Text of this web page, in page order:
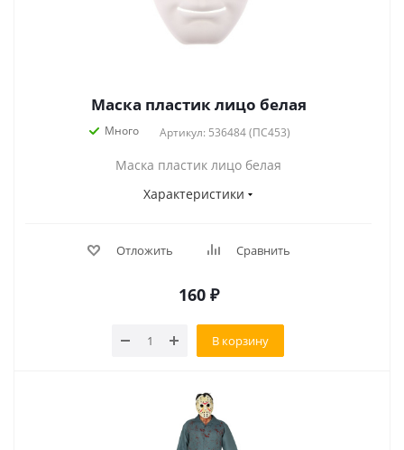
Маска пластик лицо белая
Много Артикул: 536484 (ПС453)
Маска пластик лицо белая
Характеристики
Отложить Сравнить
160 ₽
В корзину